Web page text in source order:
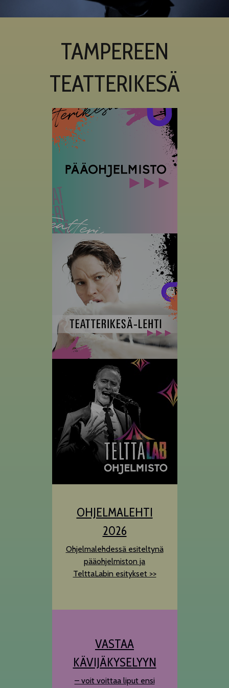
TELTTALAB
OFF TAMPERE
TAPAHTUMIEN YÖ
MUU OHJELMISTO
TAMPEREEN
TEATTERIKESÄ
OHJELMALEHTI
2026
Ohjelmalehdessä esiteltynä
pääohjelmiston ja
TelttaLabin esitykset >>
VASTAA
KÄVIJÄKYSELYYN
– voit voittaa liput ensi